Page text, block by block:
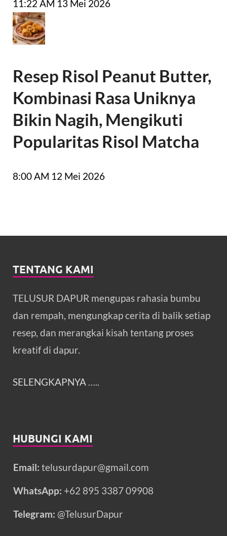
11:22 AM 13 Mei 2026
Resep Risol Peanut Butter,
Kombinasi Rasa Uniknya
Bikin Nagih, Mengikuti
Popularitas Risol Matcha
8:00 AM 12 Mei 2026
TENTANG KAMI
TELUSUR DAPUR mengupas rahasia bumbu
dan rempah, mengungkap cerita di balik setiap
resep, dan merangkai kisah tentang proses
kreatif di dapur.
SELENGKAPNYA …..
HUBUNGI KAMI
Email: telusurdapur@gmail.com
WhatsApp: +62 895 3387 09908
Telegram: @TelusurDapur